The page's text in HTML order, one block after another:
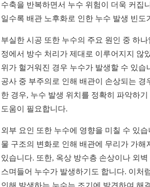
수축을 반복하면서 누수 위험이 더욱 커집
일수록 배관 노후화로 인한 누수 발생 빈도
부실한 시공 또한 누수의 주요 원인 중 하
정에서 방수 처리가 제대로 이루어지지 않
위가 헐거워진 경우 누수가 발생할 수 있습
공사 중 부주의로 인해 배관이 손상되는 경
한 경우, 누수 발생 위치를 정확히 파악하기
도움이 필요합니다.
외부 요인 또한 누수에 영향을 미칠 수 있
물 구조의 변화로 인해 배관에 무리가 가해
있습니다. 또한, 옥상 방수층 손상이나 외벽
스며들어 누수가 발생하기도 합니다. 이처